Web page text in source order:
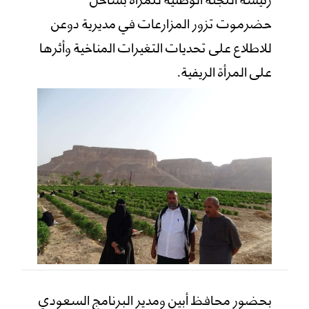
حضرموت تزور المزارعات في مديرية دوعن
للاطلاع على تحديات التغيرات المناخية وأثرها
على المرأة الريفية.
بحضور محافظ أبين ومدير البرنامج السعودي